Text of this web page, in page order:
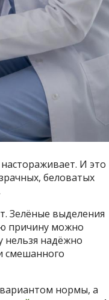
И это
беловатых
Зелёные выделения
причину можно
нельзя надёжно
смешанного
вариантом нормы, а